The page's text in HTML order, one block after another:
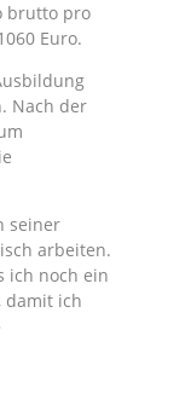
brutto pro
Euro.
Nach der
seiner
arbeiten.
ich noch ein
damit ich